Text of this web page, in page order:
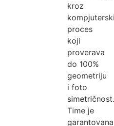
kroz
kompjuterski
proces
koji
proverava
do 100%
geometriju
i foto
simetričnost.
Time je
garantovana